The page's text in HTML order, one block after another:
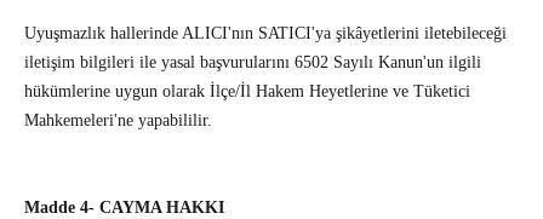
Uyuşmazlık hallerinde ALICI'nın SATICI'ya şikâyetlerini iletebileceği
iletişim bilgileri ile yasal başvurularını 6502 Sayılı Kanun'un ilgili
hükümlerine uygun olarak İlçe/İl Hakem Heyetlerine ve Tüketici
Mahkemeleri'ne yapabililir.
Madde 4- CAYMA HAKKI